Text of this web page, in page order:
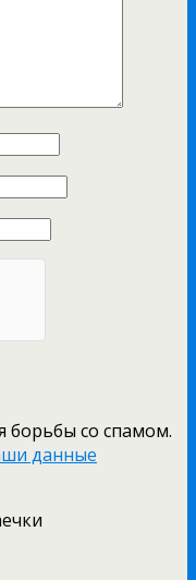
борьбы со спамом.
данные